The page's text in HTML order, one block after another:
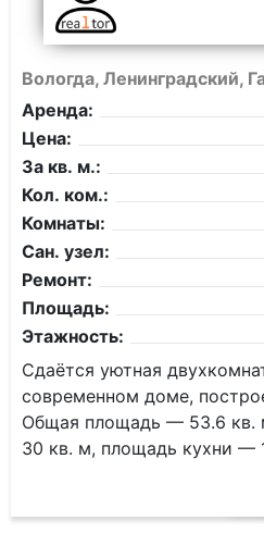
Вологда, Ленинградский,
Аренда:
Цена:
За кв. м.:
Кол. ком.:
Комнаты:
Сан. узел:
Ремонт:
Площадь:
Этажность:
Сдаётся уютная
современном доме,
Общая площадь — 53.6
30 кв. м, площадь кухни —